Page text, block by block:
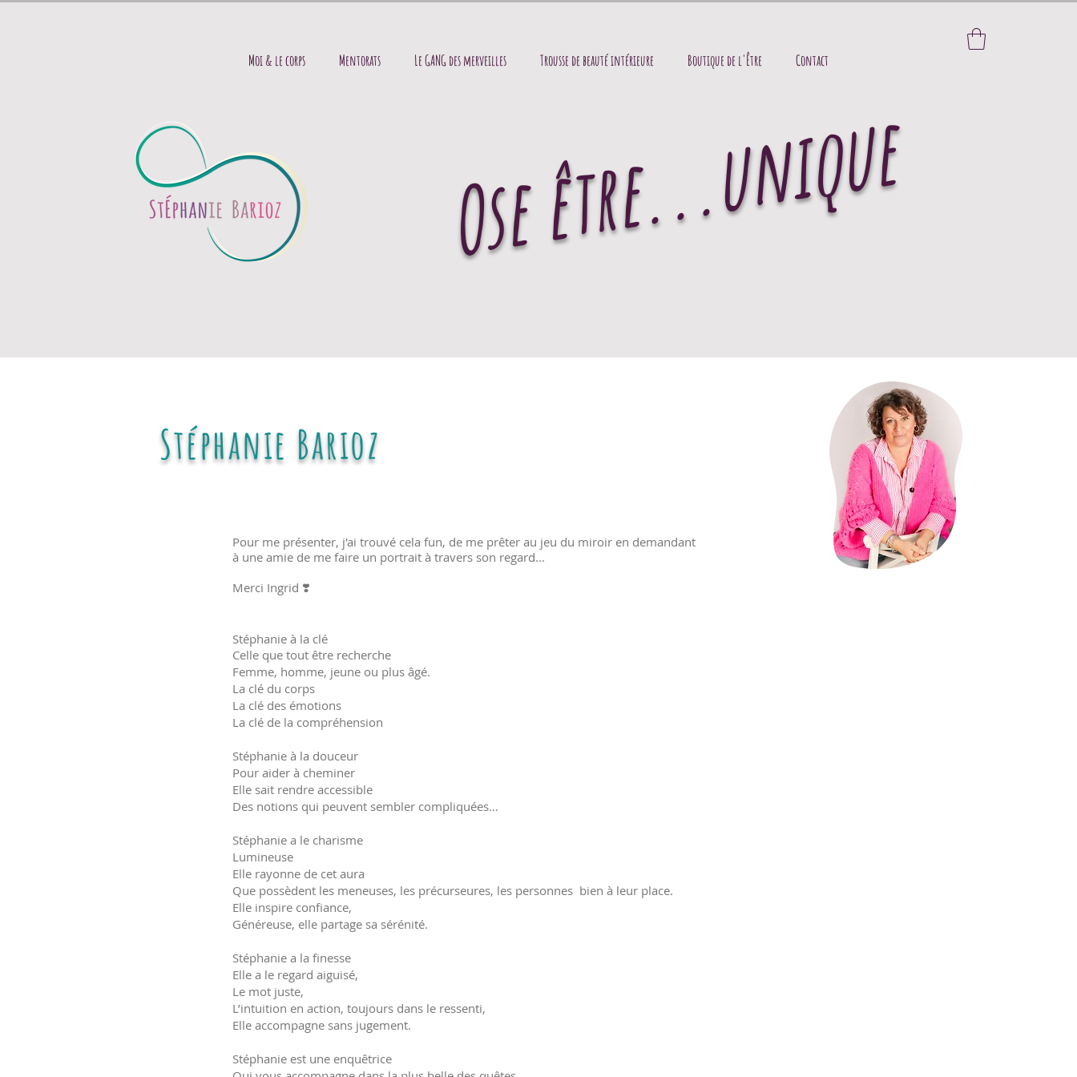
Moi & le corps Mentorats Le GANG des merveilles Trousse de beauté intérieure Boutique de l'Être Contact
Ose être...unique
Stéphanie Barioz
Pour me présenter, j'ai trouvé cela fun, de me prêter au jeu du miroir en demandant
à une amie de me faire un portrait à travers son regard...
Merci Ingrid ❣️
Stéphanie à la clé
Celle que tout être recherche
Femme, homme, jeune ou plus âgé.
La clé du corps
La clé des émotions
La clé de la compréhension
Stéphanie à la douceur
Pour aider à cheminer
Elle sait rendre accessible
Des notions qui peuvent sembler compliquées…
Stéphanie a le charisme
Lumineuse
Elle rayonne de cet aura
Que possèdent les meneuses, les précurseures, les personnes bien à leur place.
Elle inspire confiance,
Généreuse, elle partage sa sérénité.
Stéphanie a la finesse
Elle a le regard aiguisé,
Le mot juste,
L’intuition en action, toujours dans le ressenti,
Elle accompagne sans jugement.
Stéphanie est une enquêtrice